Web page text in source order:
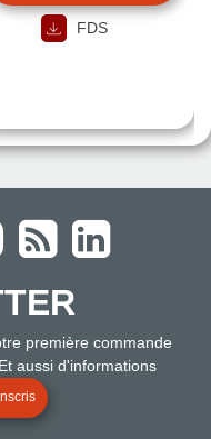
FDS
première commande
aussi d'informations